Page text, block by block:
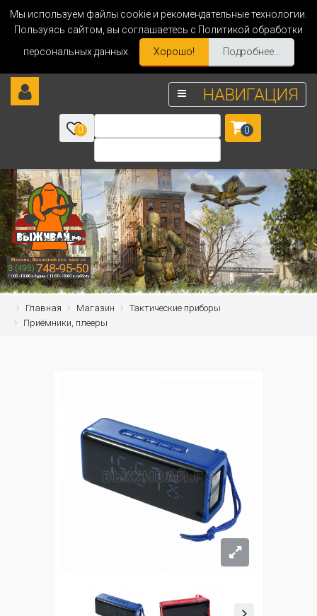
Мы используем файлы cookie и рекомендательные технологии.
Пользуясь сайтом, вы соглашаетесь с Политикой обработки
персональных данных.
Хорошо! Подробнее...
НАВИГАЦИЯ
0 0
Главная Магазин
Тактические приборы
Приёмники, плееры